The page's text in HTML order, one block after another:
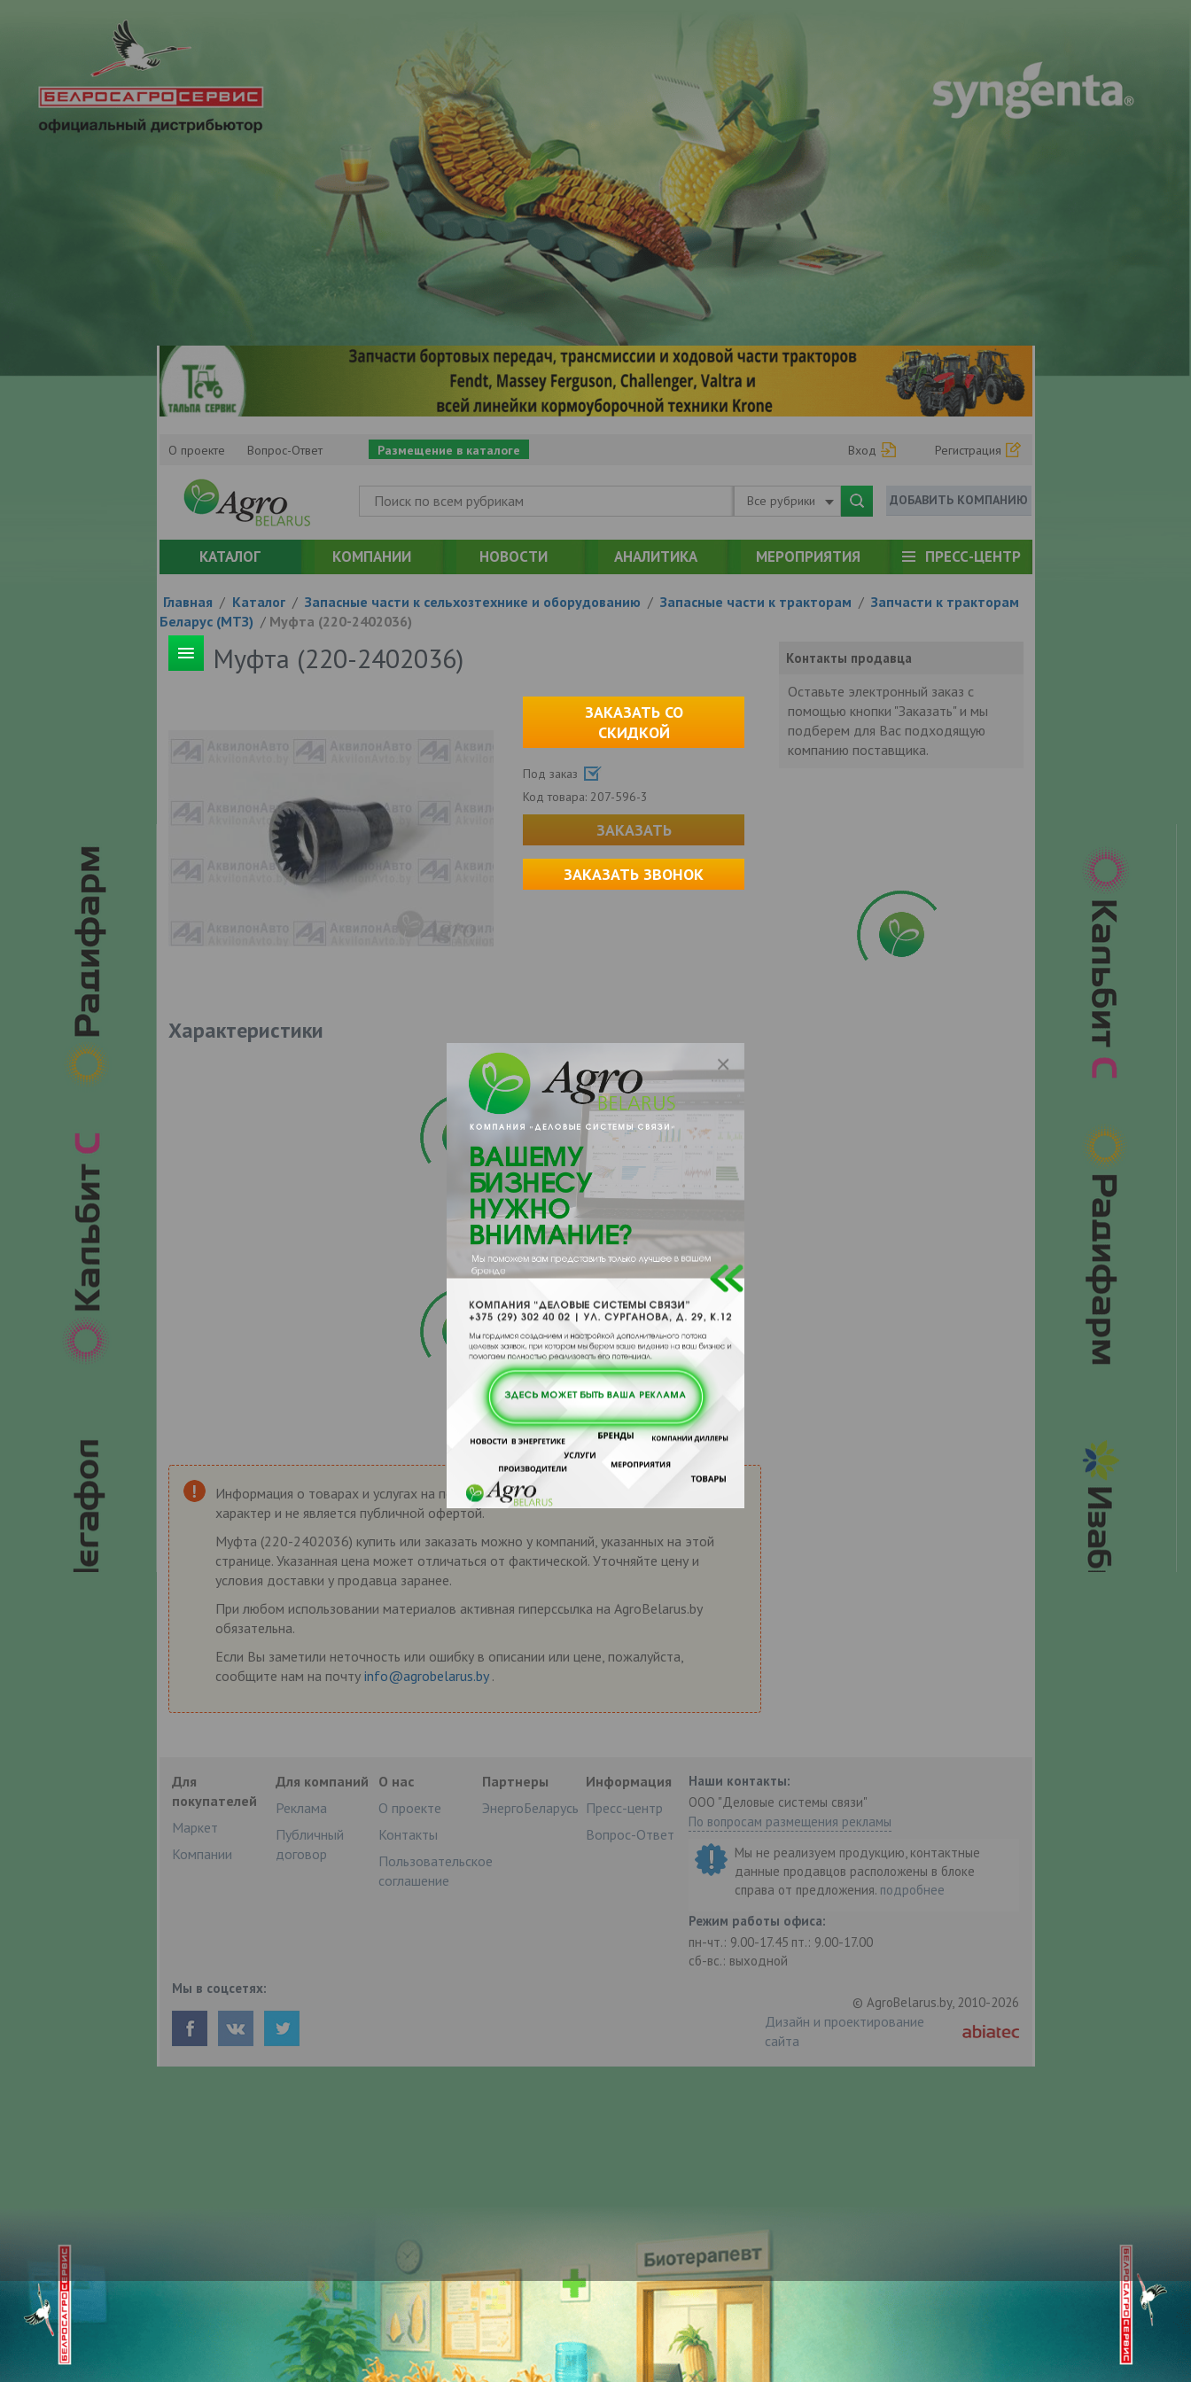
О проекте Вопрос-Ответ Размещение в каталоге Вход Регистрация
Все рубрики ДОБАВИТЬ КОМПАНИЮ
КАТАЛОГ КОМПАНИИ НОВОСТИ АНАЛИТИКА МЕРОПРИЯТИЯ ПРЕСС-ЦЕНТР
Главная / Каталог / Запасные части к сельхозтехнике и оборудованию / Запасные части к тракторам / Запчасти к тракторам
Беларус (МТЗ) / Муфта (220-2402036)
Муфта (220-2402036)
ЗАКАЗАТЬ СО
СКИДКОЙ
Под заказ
Код товара: 207-596-3
ЗАКАЗАТЬ
ЗАКАЗАТЬ ЗВОНОК
Характеристики
Контакты продавца
Оставьте электронный заказ с
помощью кнопки "Заказать" и мы
подберем для Вас подходящую
компанию поставщика.
Информация о товарах и услугах на портале AgroBelarus.by носит справочный
характер и не является публичной офертой.
Муфта (220-2402036) купить или заказать можно у компаний, указанных на этой
странице. Указанная цена может отличаться от фактической. Уточняйте цену и
условия доставки у продавца заранее.
При любом использовании материалов активная гиперссылка на AgroBelarus.by
обязательна.
Если Вы заметили неточность или ошибку в описании или цене, пожалуйста,
сообщите нам на почту info@agrobelarus.by .
Для
покупателей
Маркет
Компании
Для компаний
Реклама
Публичный
договор
О нас
О проекте
Контакты
Пользовательское
соглашение
Партнеры
ЭнергоБеларусь
Информация
Пресс-центр
Вопрос-Ответ
Наши контакты:
ООО "Деловые системы связи"
По вопросам размещения рекламы
Мы не реализуем продукцию, контактные
данные продавцов расположены в блоке
справа от предложения. подробнее
Режим работы офиса:
пн-чт.: 9.00-17.45 пт.: 9.00-17.00
сб-вс.: выходной
Мы в соцсетях:
© AgroBelarus.by, 2010-2026
Дизайн и проектирование
сайта